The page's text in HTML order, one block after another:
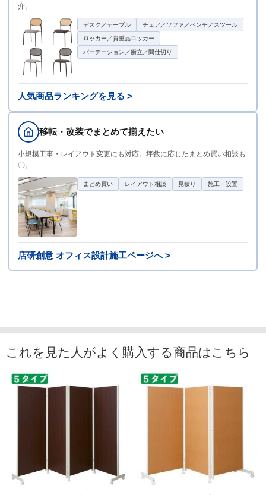
介。
デスク／テーブル チェア／ソファ／ベンチ／スツール
ロッカー／貴重品ロッカー
パーテーション／衝立／間仕切り
人気商品ランキングを見る >
移転・改装でまとめて揃えたい
小規模工事・レイアウト変更にも対応。坪数に応じたまとめ買い相談も
〇。
まとめ買い レイアウト相談 見積り 施工・設置
店研創意 オフィス設計施工ページへ >
これを見た人がよく購入する商品はこちら